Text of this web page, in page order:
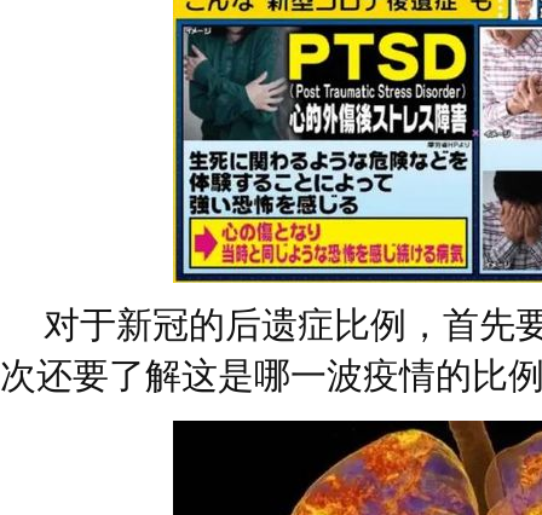
对于新冠的后遗症比例，首先
次还要了解这是哪一波疫情的比